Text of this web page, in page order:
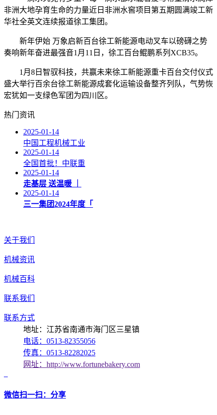
非洲大地孕育生命的力量近日非洲水窖项目第五期圆满竣工新
华社全英文连续报道徐工集团。
新年伊始 万象启新‍百台徐工新能源电动叉车‍‍以磅礴之势
奏响新年奋进最强音1月11日，徐工百台鲲鹏系列XCB35。
1月8日智驭科技，共赢未来徐工新能源重卡百台交付仪式
盛大举行百余台徐工新能源成套化运输设备整齐列队，气势恢
宏犹如一支绿色军团为四川区。
热门资讯
2025-01-14
中国工程机械工业
2025-01-14
全国首批！中联重
2025-01-14
走基层 送温暖 ｜
2025-01-14
三一集团2024年度「
关于我们
机械资讯
机械百科
联系我们
联系方式
地址：江苏省南通市海门区三星镇
电话：0513-82355056
传真：0513-82282025
网址：http://www.fortunebakery.com
微信扫一扫：分享